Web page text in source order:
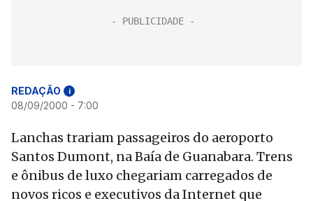
REDAÇÃO i
08/09/2000 - 7:00
Lanchas trariam passageiros do aeroporto
Santos Dumont, na Baía de Guanabara. Trens
e ônibus de luxo chegariam carregados de
novos ricos e executivos da Internet que